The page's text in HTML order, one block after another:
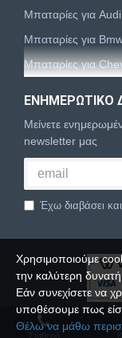
Μπαταρίες για Audi
Μπαταρίες για
Μπαταρίες για
Μπαταρίες για Dacia
Μπαταρίες για
Μπαταρίες για
Μπαταρίες για
Μπαταρίες για Fiat
Μπαταρίες για Ford
Μπαταρίες για
Μπαταρίες για
ΕΝΗΜΕΡΩΤΙΚΌ
Μείνετε
newsletter μας
Έχω διαβάσει
Copyright ©
Χρησιμοποιούμε
την καλύτερη
Εάν συνεχίσετε να
υποθέσουμε πως
Θέλω να μάθω